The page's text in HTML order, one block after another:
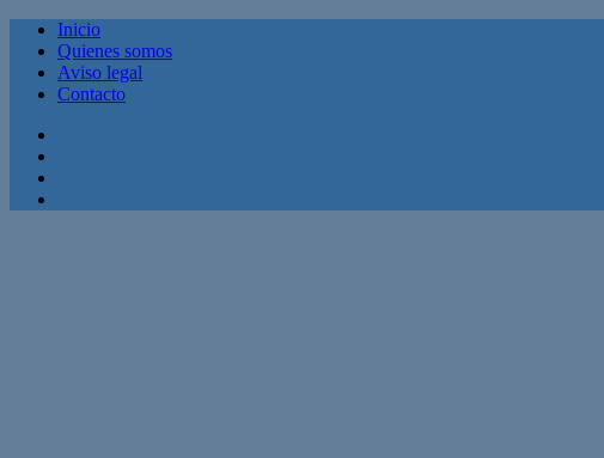
Inicio
Quienes somos
Aviso legal
Contacto